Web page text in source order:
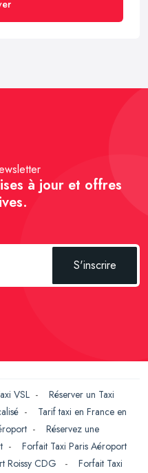
à jour et offres
S'inscrire
VSL - Réserver un Taxi
- Tarif taxi en France en
- Réservez une
- Forfait Taxi Paris Aéroport
Roissy CDG - Forfait Taxi